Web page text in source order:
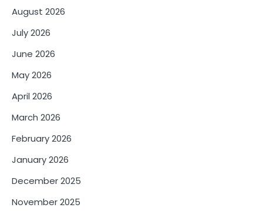
August 2026
July 2026
June 2026
May 2026
April 2026
March 2026
February 2026
January 2026
December 2025
November 2025